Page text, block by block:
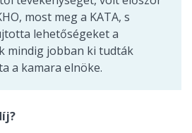
most meg a KATA, s
lehetőségeket a
mindig jobban ki tudták
a kamara elnöke.